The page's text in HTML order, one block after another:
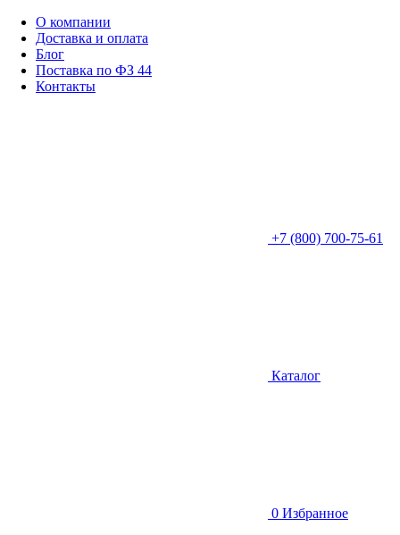
О компании
Доставка и оплата
Блог
Поставка по ФЗ 44
Контакты
+7 (800) 700-75-61
Каталог
0 Избранное